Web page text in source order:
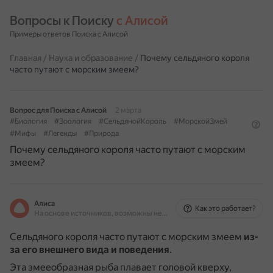
Вопросы к Поиску с Алисой
Примеры ответов Поиска с Алисой
Главная / Наука и образование / Почему сельдяного короля
часто путают с морским змеем?
Вопрос для Поиска с Алисой
2 марта
#Биология
#Зоология #СельдянойКороль
#МорскойЗмей
#Мифы
#Легенды #Природа
Почему сельдяного короля часто путают с морским
змеем?
Алиса
На основе источников, возможны неточности
Как это работает?
Сельдяного короля часто путают с морским змеем из-
за его внешнего вида и поведения.
Эта змееобразная рыба плавает головой кверху,